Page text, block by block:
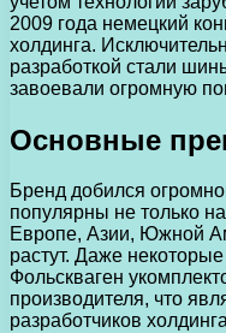
2009 года немецкий
холдинга.
разработкой стали
завоевали огромную
Основные
Бренд добился
популярны не только
Европе, Азии, Южной
растут. Даже
Фольскваген
производителя, что
разработчиков